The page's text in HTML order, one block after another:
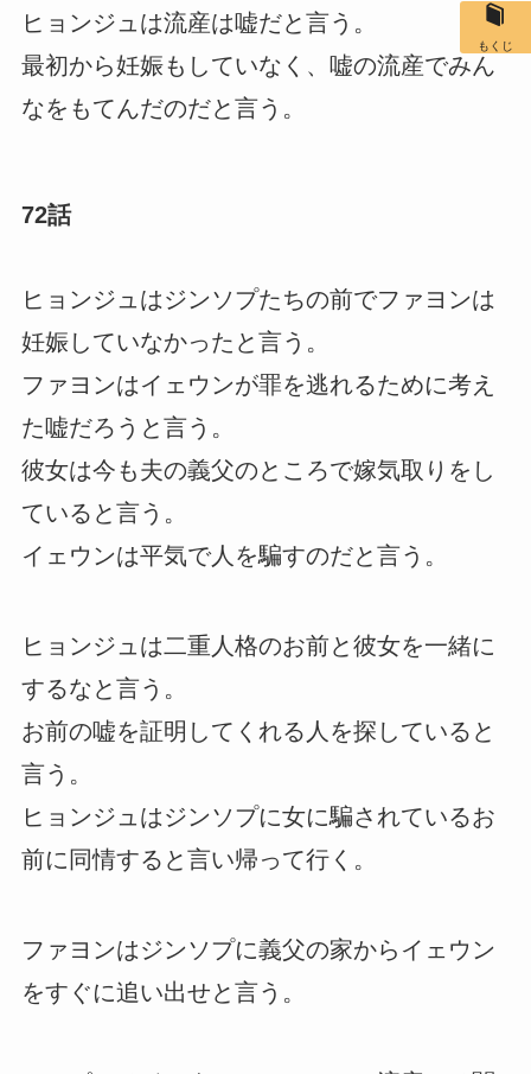
ヒョンジュは流産は嘘だと言う。
最初から妊娠もしていなく、嘘の流産でみん
なをもてんだのだと言う。
72話
ヒョンジュはジンソプたちの前でファヨンは
妊娠していなかったと言う。
ファヨンはイェウンが罪を逃れるために考え
た嘘だろうと言う。
彼女は今も夫の義父のところで嫁気取りをし
ていると言う。
イェウンは平気で人を騙すのだと言う。
ヒョンジュは二重人格のお前と彼女を一緒に
するなと言う。
お前の嘘を証明してくれる人を探していると
言う。
ヒョンジュはジンソプに女に騙されているお
前に同情すると言い帰って行く。
ファヨンはジンソプに義父の家からイェウン
をすぐに追い出せと言う。
もくじ